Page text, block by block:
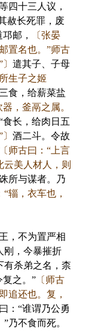
四十三人议，
赦长死罪，废
邮，
〔张晏
置名也。”师古
遣其子、子母
生子之姬
食，给薪菜盐
，釜鬲之属。
食长，给肉日五
酒二斗。令故
师古曰：“上言
美人材人，则
所与谋者。乃
“辎，衣车也，
，不为置严相
刚，今暴摧折
有杀弟之名，柰
复之。”〔师古
追还也。复，
：“谁谓乃公勇
乃不食而死。